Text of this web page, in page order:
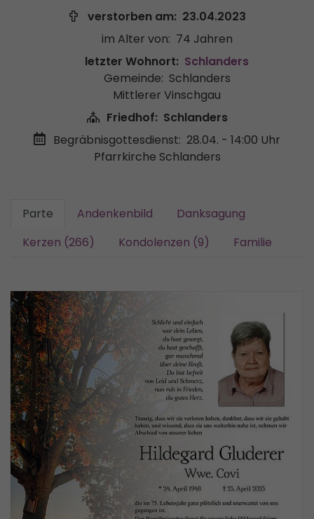
verstorben am: 23.04.2023
im Alter von: 74 Jahren
letzter Wohnort: Schlanders
Gemeinde: Schlanders
Mittlerer Vinschgau
Friedhof: Schlanders
Begräbnisgottesdienst: 28.04. - 14:00 Uhr
Pfarrkirche Schlanders
Parte Andenkenbild
Danksagung
Kerzen (266)
Kondolenzen (9) Familie